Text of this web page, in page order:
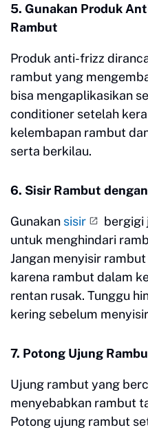
5. Gunakan Produk
Rambut
Produk anti-frizz
rambut yang
bisa mengaplikasikan
conditioner setelah
kelembapan rambut
serta berkilau.
6. Sisir Rambut
Gunakan sisir
bergigi
untuk menghindari
Jangan menyisir
karena rambut dalam
rentan rusak. Tunggu
kering sebelum
7. Potong Ujung
Ujung rambut yang
menyebabkan rambut
Potong ujung rambut